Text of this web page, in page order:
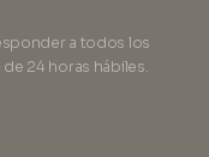
a todos los
24 horas hábiles.